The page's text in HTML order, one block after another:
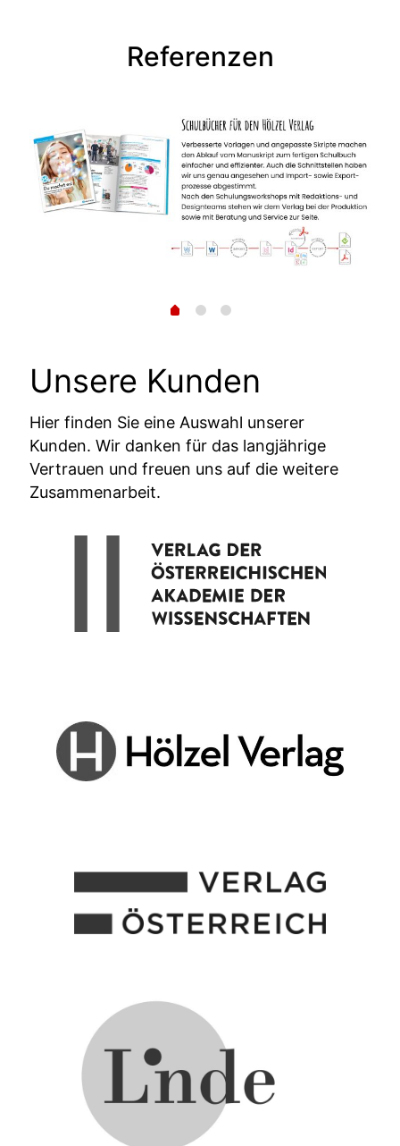
Referenzen
Unsere Kunden
Hier finden Sie eine Auswahl unserer
Kunden. Wir danken für das langjährige
Vertrauen und freuen uns auf die weitere
Zusammenarbeit.